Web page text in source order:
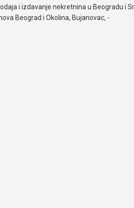
i izdavanje nekretnina u Beogradu i
Beograd i Okolina, Bujanovac, -